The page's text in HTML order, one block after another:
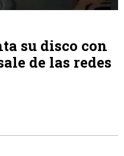
su disco con
de las redes